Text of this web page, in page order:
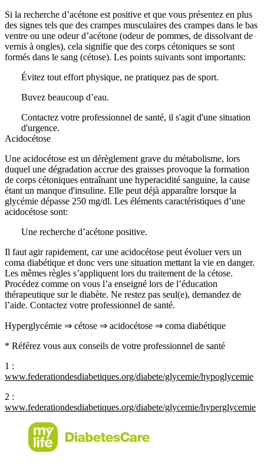
Si la recherche d’acétone est positive et que vous présentez en plus
des signes tels que des crampes musculaires des crampes dans le bas
ventre ou une odeur d’acétone (odeur de pommes, de dissolvant de
vernis à ongles), cela signifie que des corps cétoniques se sont
formés dans le sang (cétose). Les points suivants sont importants:
Évitez tout effort physique, ne pratiquez pas de sport.
Buvez beaucoup d’eau.
Contactez votre professionnel de santé, il s'agit d'une situation
d'urgence.
Acidocétose
Une acidocétose est un dérèglement grave du métabolisme, lors
duquel une dégradation accrue des graisses provoque la formation
de corps cétoniques entraînant une hyperacidité sanguine, la cause
étant un manque d'insuline. Elle peut déjà apparaître lorsque la
glycémie dépasse 250 mg/dl. Les éléments caractéristiques d’une
acidocétose sont:
Une recherche d’acétone positive.
Il faut agir rapidement, car une acidocétose peut évoluer vers un
coma diabétique et donc vers une situation mettant la vie en danger.
Les mêmes règles s’appliquent lors du traitement de la cétose.
Procédez comme on vous l’a enseigné lors de l’éducation
thérapeutique sur le diabète. Ne restez pas seul(e), demandez de
l’aide. Contactez votre professionnel de santé.
Hyperglycémie ⇒ cétose ⇒ acidocétose ⇒ coma diabétique
* Référez vous aux conseils de votre professionnel de santé
1 :
www.federationdesdiabetiques.org/diabete/glycemie/hypoglycemie
2 :
www.federationdesdiabetiques.org/diabete/glycemie/hyperglycemie